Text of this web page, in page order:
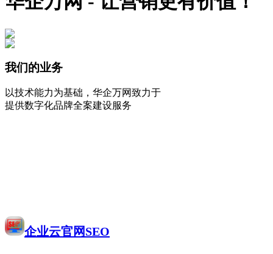
我们的业务
以技术能力为基础，华企万网致力于
提供数字化品牌全案建设服务
企业云官网SEO